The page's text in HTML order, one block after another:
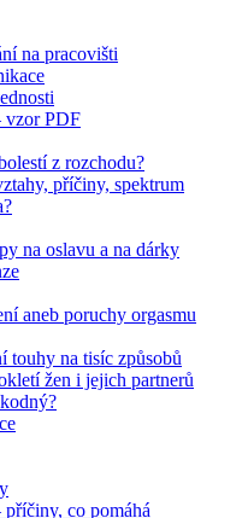
na pracovišti
vzor PDF
z rozchodu?
příčiny, spektrum
na oslavu a na dárky
aneb poruchy orgasmu
touhy na tisíc způsobů
žen i jejich partnerů
co pomáhá